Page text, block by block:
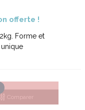
offerte !
Forme et
Comparer